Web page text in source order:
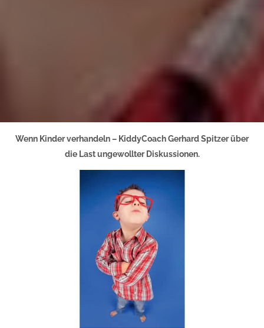
Wenn Kinder verhandeln – KiddyCoach Gerhard Spitzer über
die Last ungewollter Diskussionen.